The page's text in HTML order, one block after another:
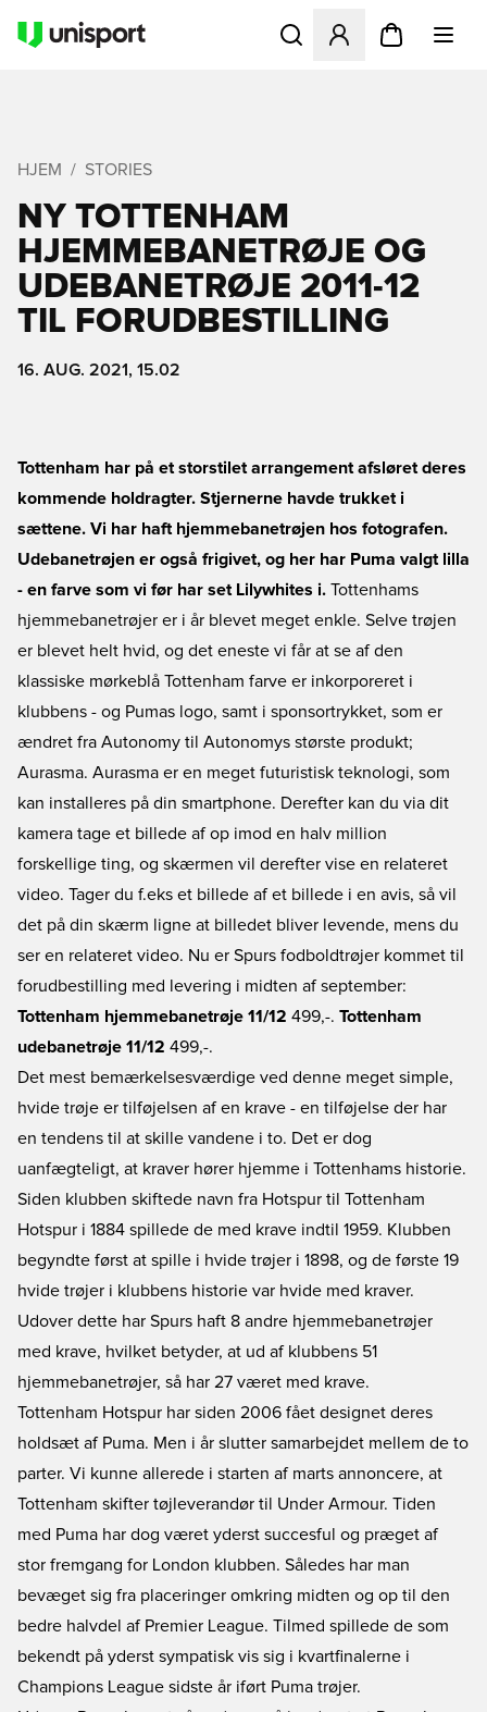
Åbner en Modal til at
HJEM STORIES
NY TOTTENHAM
HJEMMEBANETRØJE OG
UDEBANETRØJE 2011-12
TIL FORUDBESTILLING
16. AUG. 2021, 15.02
Tottenham har på et storstilet arrangement afsløret deres
kommende holdragter. Stjernerne havde trukket i
sættene. Vi har haft hjemmebanetrøjen hos fotografen.
Udebanetrøjen er også frigivet, og her har Puma valgt lilla
- en farve som vi før har set Lilywhites i. Tottenhams
hjemmebanetrøjer er i år blevet meget enkle. Selve trøjen
er blevet helt hvid, og det eneste vi får at se af den
klassiske mørkeblå Tottenham farve er inkorporeret i
klubbens - og Pumas logo, samt i sponsortrykket, som er
ændret fra Autonomy til Autonomys største produkt;
Aurasma. Aurasma er en meget futuristisk teknologi, som
kan installeres på din smartphone. Derefter kan du via dit
kamera tage et billede af op imod en halv million
forskellige ting, og skærmen vil derefter vise en relateret
video. Tager du f.eks et billede af et billede i en avis, så vil
det på din skærm ligne at billedet bliver levende, mens du
ser en relateret video. Nu er Spurs fodboldtrøjer kommet til
forudbestilling med levering i midten af september:
Tottenham hjemmebanetrøje 11/12 499,-. Tottenham
udebanetrøje 11/12 499,-.
Det mest bemærkelsesværdige ved denne meget simple,
hvide trøje er tilføjelsen af en krave - en tilføjelse der har
en tendens til at skille vandene i to. Det er dog
uanfægteligt, at kraver hører hjemme i Tottenhams historie.
Siden klubben skiftede navn fra Hotspur til Tottenham
Hotspur i 1884 spillede de med krave indtil 1959. Klubben
begyndte først at spille i hvide trøjer i 1898, og de første 19
hvide trøjer i klubbens historie var hvide med kraver.
Udover dette har Spurs haft 8 andre hjemmebanetrøjer
med krave, hvilket betyder, at ud af klubbens 51
hjemmebanetrøjer, så har 27 været med krave.
Tottenham Hotspur har siden 2006 fået designet deres
holdsæt af Puma. Men i år slutter samarbejdet mellem de to
parter. Vi kunne allerede i starten af marts annoncere, at
Tottenham skifter tøjleverandør til Under Armour. Tiden
med Puma har dog været yderst succesful og præget af
stor fremgang for London klubben. Således har man
bevæget sig fra placeringer omkring midten og op til den
bedre halvdel af Premier League. Tilmed spillede de som
bekendt på yderst sympatisk vis sig i kvartfinalerne i
Champions League sidste år iført Puma trøjer.